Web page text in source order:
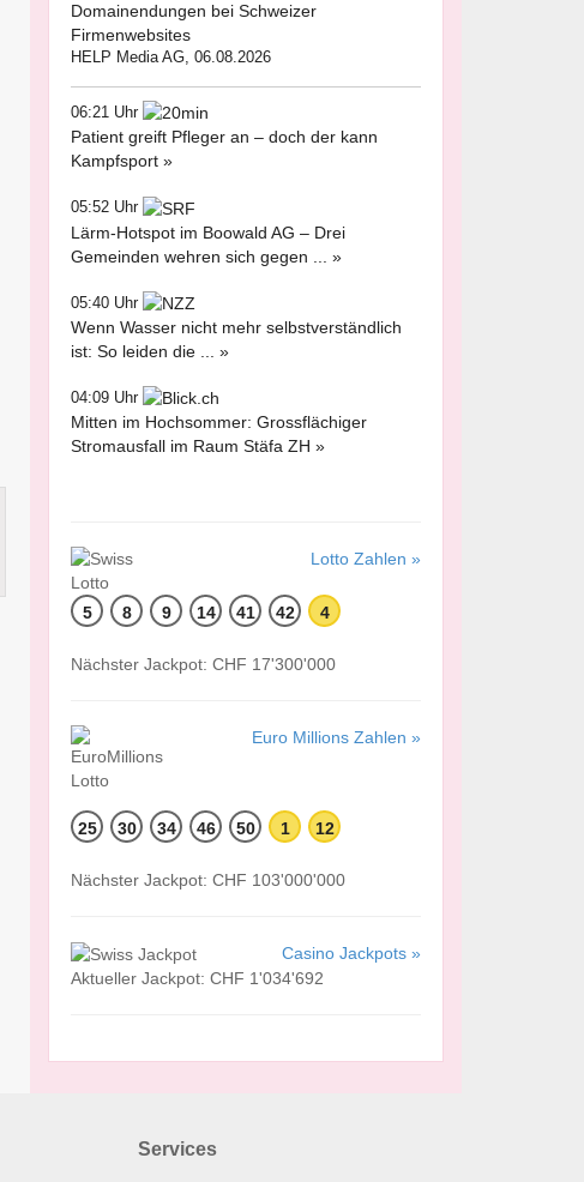
Domainendungen bei Schweizer
Firmenwebsites
HELP Media AG, 06.08.2026
06:21 Uhr
Patient greift Pfleger an – doch der kann
Kampfsport »
05:52 Uhr
Lärm-Hotspot im Boowald AG – Drei
Gemeinden wehren sich gegen ... »
05:40 Uhr
Wenn Wasser nicht mehr selbstverständlich
ist: So leiden die ... »
04:09 Uhr
Mitten im Hochsommer: Grossflächiger
Stromausfall im Raum Stäfa ZH »
Lotto Zahlen »
5 8 9 14 41 42 4
Nächster Jackpot: CHF 17'300'000
Euro Millions Zahlen »
25 30 34 46 50 1 12
Nächster Jackpot: CHF 103'000'000
Casino Jackpots »
Aktueller Jackpot: CHF 1'034'692
Services